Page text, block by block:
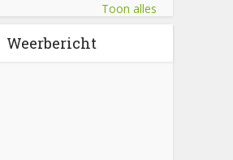
Toon alles
Weerbericht